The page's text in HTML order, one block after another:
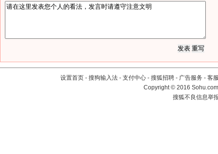
设置首页 - 搜狗输入法 - 支付中心 - 搜狐招聘 - 广告服务 - 客
Copyright©2016
搜狐不良信息举